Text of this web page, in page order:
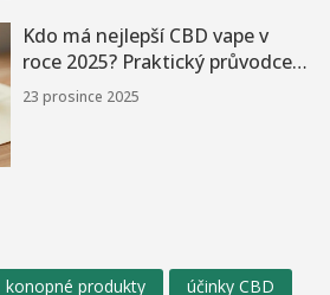
Kdo má nejlepší CBD vape v
roce 2025? Praktický průvodce
výběrem
23 prosince 2025
konopné produkty
účinky CBD